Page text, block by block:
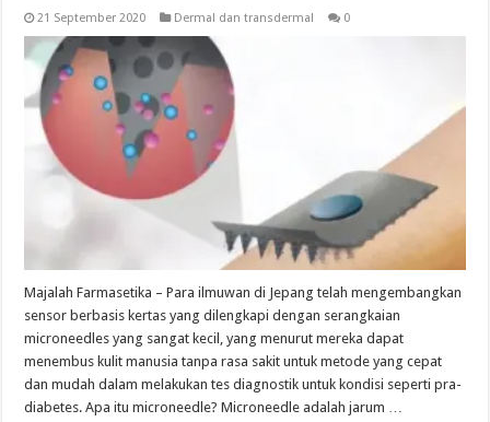
21 September 2020 Dermal dan transdermal 0
Majalah Farmasetika – Para ilmuwan di Jepang telah mengembangkan
sensor berbasis kertas yang dilengkapi dengan serangkaian
microneedles yang sangat kecil, yang menurut mereka dapat
menembus kulit manusia tanpa rasa sakit untuk metode yang cepat
dan mudah dalam melakukan tes diagnostik untuk kondisi seperti pra-
diabetes. Apa itu microneedle? Microneedle adalah jarum …